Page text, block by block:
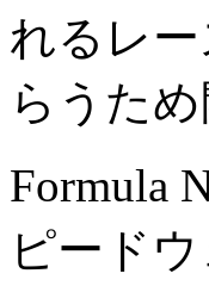
れるレ
らうため
Formula
ピード